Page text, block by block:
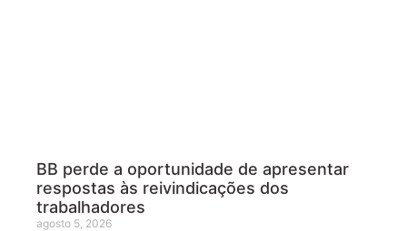
BB perde a oportunidade de apresentar
respostas às reivindicações dos
trabalhadores
agosto 5, 2026